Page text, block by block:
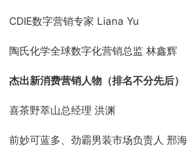
CDIE数字营销专家 Liana Yu
陶氏化学全球数字化营销总监 林鑫辉
杰出新消费营销人物（排名不分先后）
喜茶野萃山总经理 洪渊
前妙可蓝多、劲霸男装市场负责人 邢海